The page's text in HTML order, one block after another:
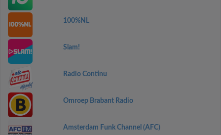
100%NL
Slam!
Radio Continu
Omroep Brabant Radio
Amsterdam Funk Channel (AFC)